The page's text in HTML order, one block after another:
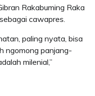
Rakabuming Raka
cawapres.
paling nyata, bisa
ngomong panjang-
milenial,”